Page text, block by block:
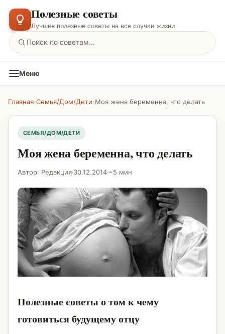
Полезные советы
Лучшие полезные советы на все случаи жизни
Меню
Главная›Семья/Дом/Дети›Моя жена беременна, что делать
СЕМЬЯ/ДОМ/ДЕТИ
Моя жена беременна, что делать
Автор: Редакция 30.12.2014 ~5 мин
Полезные советы о том к чему
готовиться будущему отцу